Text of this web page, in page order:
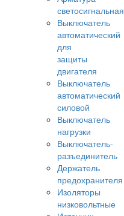
светосигнальная
Выключатель
автоматический
для
защиты
двигателя
Выключатель
автоматический
силовой
Выключатель
нагрузки
Выключатель-
разъединитель
Держатель
предохранителя
Изоляторы
низковольтные